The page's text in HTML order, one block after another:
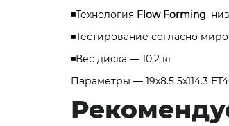
◾Технология Flow Forming,
◾Тестирование согласно
◾Вес диска — 10,2 кг
Параметры — 19x8.5 5x114.3